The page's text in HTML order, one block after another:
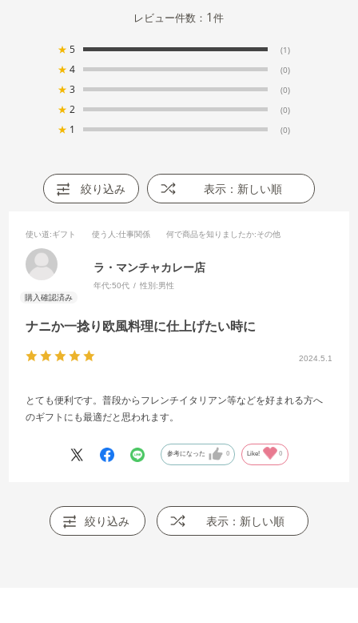
レビュー件数： 1件
★ 5 (1)
★ 4 (0)
★ 3 (0)
★ 2 (0)
★ 1 (0)
絞り込み 表示：新しい順
2024.5.1
ナニか一捻り欧風料理に仕上げたい時に
使い道:ギフト 使う人 :仕事関係 何で商品を知りましたか:その他
ラ・マンチャカレー店
年代:50代 性別:男性
とても便利です。普段からフレンチイタリアン等などを好まれる方へ
のギフトにも最適だと思われます。
参考になった 0 Like! 0
絞り込み 表示：新しい順